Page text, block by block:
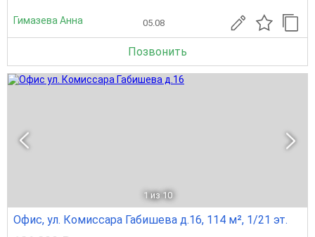
Гимазева Анна 05.08
Позвонить
1 из 10
Офис, ул. Комиссара Габишева д.16, 114 м², 1/21 эт.